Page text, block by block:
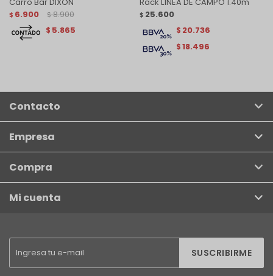
$ 6.900 $ 8.900
$ 5.865
$ 25.600
$18.496
$ 20.736
SUSCRIBIRME
Contacto
Empresa
Compra
Mi cuenta